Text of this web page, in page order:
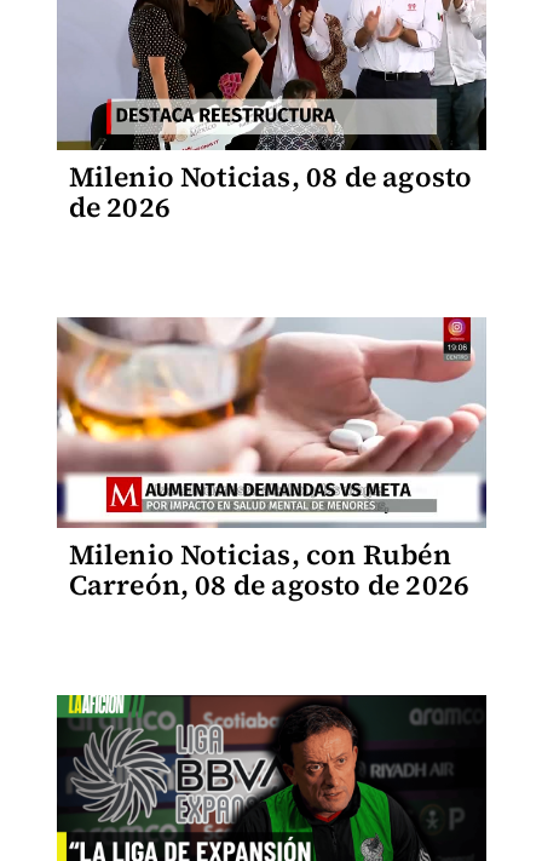
Milenio Noticias, 08 de agosto
de 2026
Milenio Noticias, con Rubén
Carreón, 08 de agosto de 2026